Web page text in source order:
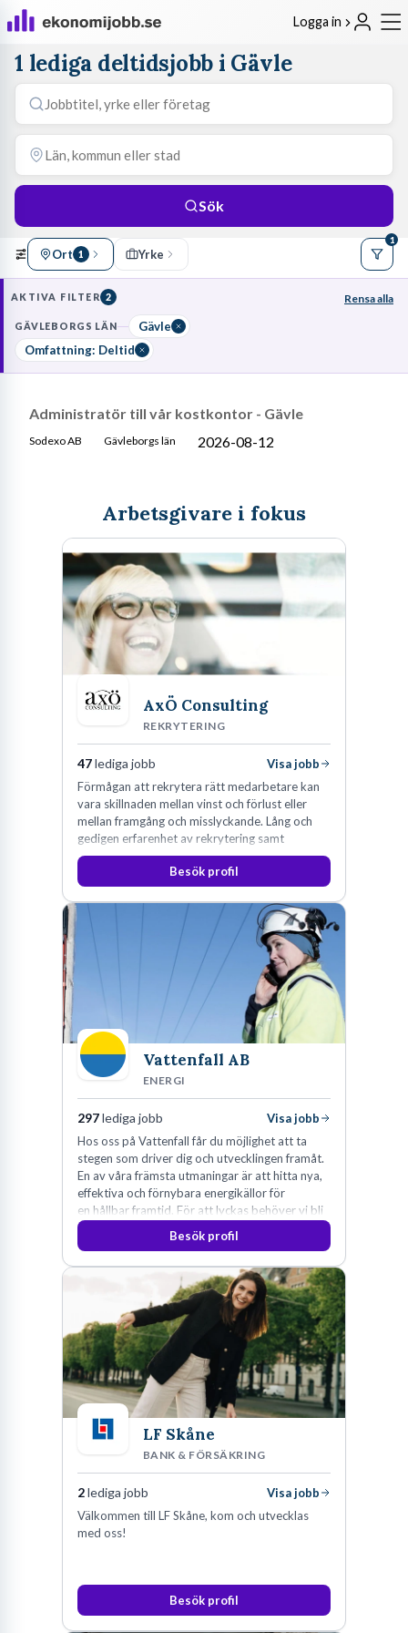
Logga in
1 lediga deltidsjobb i Gävle
Sök
Ort 1 Yrke
1
AKTIVA FILTER 2 Rensa alla
GÄVLEBORGS LÄN
Gävle
Omfattning: Deltid
Administratör till vår kostkontor - Gävle
Sodexo AB Gävleborgs län 2026-08-12
Arbetsgivare i fokus
AxÖ Consulting
REKRYTERING
47lediga jobb
Visa jobb
Förmågan att rekrytera rätt medarbetare kan
vara skillnaden mellan vinst och förlust eller
mellan framgång och misslyckande. Lång och
gedigen erfarenhet av rekrytering samt
konsultverksamhet har lärt oss just det.
Besök profil
Vattenfall AB
ENERGI
297lediga jobb
Visa jobb
Hos oss på Vattenfall får du möjlighet att ta
stegen som driver dig och utvecklingen framåt.
En av våra främsta utmaningar är att hitta nya,
effektiva och förnybara energikällor för
en hållbar framtid. För att lyckas behöver vi bli
fler medarbetare som vill göra skillnad.
Besök profil
LF Skåne
BANK & FÖRSÄKRING
2lediga jobb
Visa jobb
Välkommen till LF Skåne, kom och utvecklas
med oss!
Besök profil